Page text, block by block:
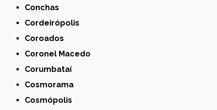
Conchas
Cordeirópolis
Coroados
Coronel Macedo
Corumbataí
Cosmorama
Cosmópolis